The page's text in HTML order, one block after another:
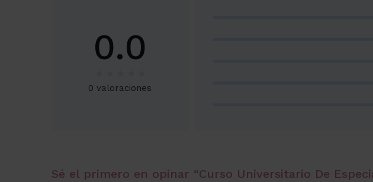
0.0
0 valoraciones
Sé el primero en opinar “Curso Universitario De